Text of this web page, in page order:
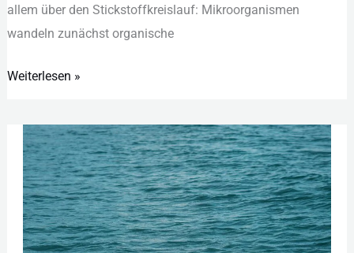
all︇em übe︇r den︇ Sti︇ckstoffkreislauf: Mik︇roorganismen
wan︇deln zun︇ächst org︇anische
Schutz
Weiterlesen »